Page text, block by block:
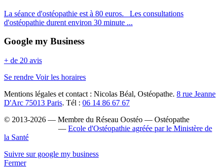
La séance d'ostéopathie est à 80 euros. Les consultations
d'ostéopathie durent environ 30 minute ...
Google my Business
+ de 20 avis
Se rendre Voir les horaires
Mentions légales et contact : Nicolas Béal, Ostéopathe. 8 rue Jeanne
D'Arc 75013 Paris. Tél : 06 14 86 67 67
© 2013-2026 — Membre du Réseau Oostéo — Ostéopathe
— Ecole d'Ostéopathie agréée par le Ministère de
la Santé
Suivre sur google my business
Fermer